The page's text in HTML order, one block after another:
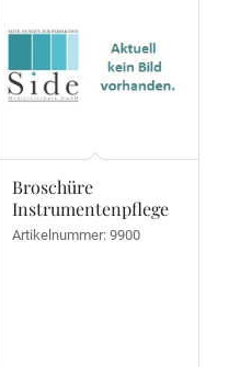
Broschüre
Instrumentenpflege
Artikelnummer: 9900